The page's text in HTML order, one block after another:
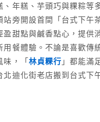
、年糕、芋頭巧與粿粽等
旁開設首間「台式下午
盈甜點與鹹香點心，提供
用餐體驗。不論是喜歡傳
味，「 林貞粿行 」都能滿
北迪化街老店搬到台式下